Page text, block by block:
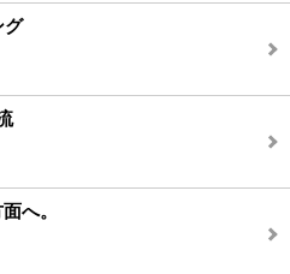
グ
へ。